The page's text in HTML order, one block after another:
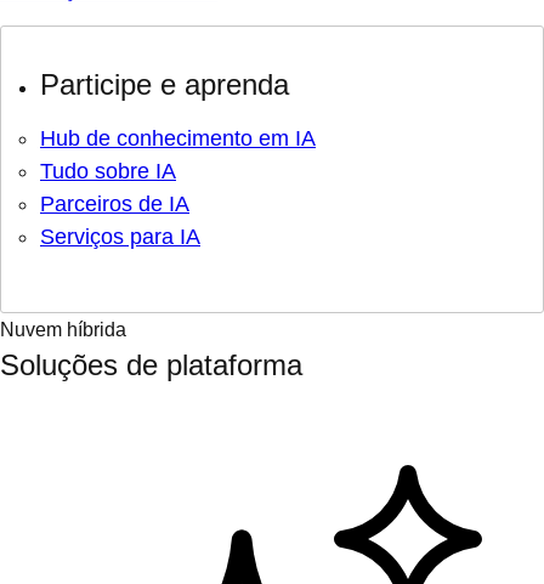
Participe e aprenda
Hub de conhecimento em IA
Tudo sobre IA
Parceiros de IA
Serviços para IA
Nuvem híbrida
Soluções de plataforma